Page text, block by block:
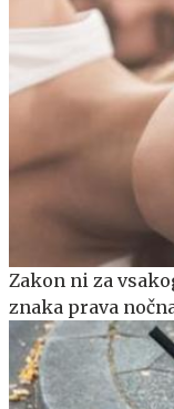
Zakon ni za
znaka prava